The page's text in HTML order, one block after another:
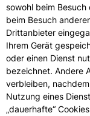
sowohl beim
beim Besuch
Drittanbieter
Ihrem Gerät
oder einen Dienst
bezeichnet. Andere
verbleiben,
Nutzung eines
„dauerhafte“